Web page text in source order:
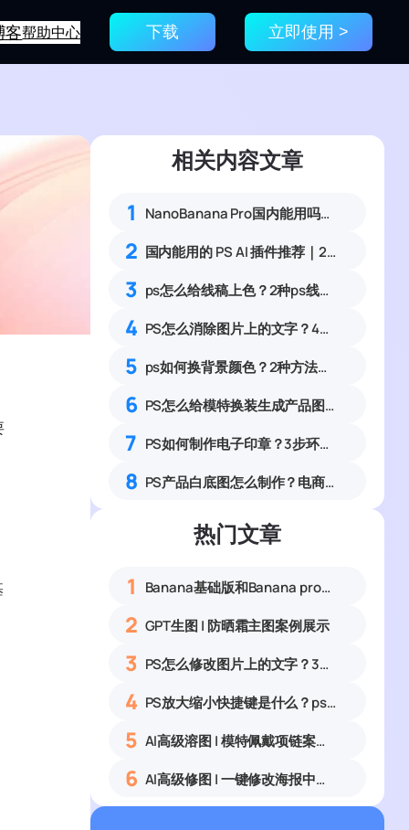
客帮助中心 下载 立即使用 >
相关内容文章
1 NanoBanana Pro国内能用吗？Nano banana使用教程
2 国内能用的 PS AI 插件推荐｜2026 4款AI插件最新实测
3 ps怎么给线稿上色？2种ps线稿上色方法对比
4 PS怎么消除图片上的文字？4种无痕去除图片文字实操完整教程
5 ps如何换背景颜色？2种方法从换背景颜色操作指南
6 PS怎么给模特换装生成产品图？2种方法对比可1键生成
7 PS如何制作电子印章？3步环形文字印章设计完整步骤
8 PS产品白底图怎么制作？电商美工6步流程
热门文章
1 Banana基础版和Banana pro区别对比丨具体案例应用+使用教程
2 GPT生图 | 防晒霜主图案例展示
3 PS怎么修改图片上的文字？3种无痕改字方法，新手也能搞定
4 PS放大缩小快捷键是什么？ps怎么把图片拉大拉小？
5 AI高级溶图 | 模特佩戴项链案例展示
6 AI高级修图 | 一键修改海报中的文字